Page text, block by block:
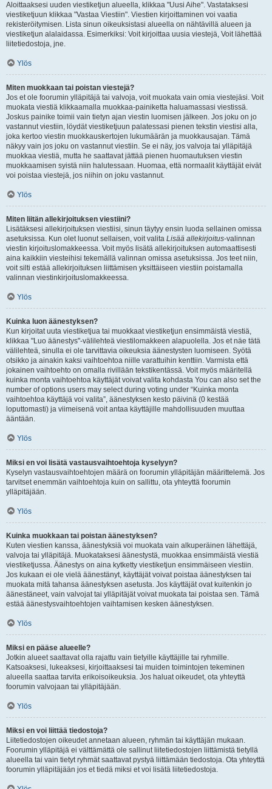
Aloittaaksesi uuden viestiketjun alueella, klikkaa "Uusi Aihe". Vastataksesi
viestiketjuun klikkaa "Vastaa Viestiin". Viestien kirjoittaminen voi vaatia
rekisteröitymisen. Lista sinun oikeuksistasi alueella on nähtävillä alueen ja
viestiketjun alalaidassa. Esimerkiksi: Voit kirjoittaa uusia viestejä, Voit lähettää
liitetiedostoja, jne.
Ylös
Miten muokkaan tai poistan viestejä?
Jos et ole foorumin ylläpitäjä tai valvoja, voit muokata vain omia viestejäsi. Voit
muokata viestiä klikkaamalla muokkaa-painiketta haluamassasi viestissä.
Joskus painike toimii vain tietyn ajan viestin luomisen jälkeen. Jos joku on jo
vastannut viestiin, löydät viestiketjuun palatessasi pienen tekstin viestisi alla,
joka kertoo viestin muokkauskertojen lukumäärän ja muokkausajan. Tämä
näkyy vain jos joku on vastannut viestiin. Se ei näy, jos valvoja tai ylläpitäjä
muokkaa viestiä, mutta he saattavat jättää pienen huomautuksen viestin
muokkaamisen syistä niin halutessaan. Huomaa, että normaalit käyttäjät eivät
voi poistaa viestejä, jos niihin on joku vastannut.
Ylös
Miten liitän allekirjoituksen viestiini?
Lisätäksesi allekirjoituksen viestiisi, sinun täytyy ensin luoda sellainen omissa
asetuksissa. Kun olet luonut sellaisen, voit valita Lisää allekirjoitus-valinnan
viestin kirjoituslomakkeessa. Voit myös lisätä allekirjoituksen automaattisesti
aina kaikkiin viesteihisi tekemällä valinnan omissa asetuksissa. Jos teet niin,
voit silti estää allekirjoituksen liittämisen yksittäiseen viestiin poistamalla
valinnan viestinkirjoituslomakkeessa.
Ylös
Kuinka luon äänestyksen?
Kun kirjoitat uuta viestiketjua tai muokkaat viestiketjun ensimmäistä viestiä,
klikkaa "Luo äänestys"-välilehteä viestilomakkeen alapuolella. Jos et näe tätä
välilehteä, sinulla ei ole tarvittavia oikeuksia äänestysten luomiseen. Syötä
otsikko ja ainakin kaksi vaihtoehtoa niille varattuihin kenttiin. Varmista että
jokainen vaihtoehto on omalla rivillään tekstikentässä. Voit myös määritellä
kuinka monta vaihtoehtoa käyttäjät voivat valita kohdasta You can also set the
number of options users may select during voting under “Kuinka monta
vaihtoehtoa käyttäjä voi valita”, äänestyksen kesto päivinä (0 kestää
loputtomasti) ja viimeisenä voit antaa käyttäjille mahdollisuuden muuttaa
ääntään.
Ylös
Miksi en voi lisätä vastausvaihtoehtoja kyselyyn?
Kyselyn vastausvaihtoehtojen määrä on foorumin ylläpitäjän määrittelemä. Jos
tarvitset enemmän vaihtoehtoja kuin on sallittu, ota yhteyttä foorumin
ylläpitäjään.
Ylös
Kuinka muokkaan tai poistan äänestyksen?
Kuten viestien kanssa, äänestyksiä voi muokata vain alkuperäinen lähettäjä,
valvoja tai ylläpitäjä. Muokataksesi äänestystä, muokkaa ensimmäistä viestiä
viestiketjussa. Äänestys on aina kytketty viestiketjun ensimmäiseen viestiin.
Jos kukaan ei ole vielä äänestänyt, käyttäjät voivat poistaa äänestyksen tai
muokata mitä tahansa äänestyksen asetusta. Jos käyttäjät ovat kuitenkin jo
äänestäneet, vain valvojat tai ylläpitäjät voivat muokata tai poistaa sen. Tämä
estää äänestysvaihtoehtojen vaihtamisen kesken äänestyksen.
Ylös
Miksi en pääse alueelle?
Jotkin alueet saattavat olla rajattu vain tietyille käyttäjille tai ryhmille.
Katsoaksesi, lukeaksesi, kirjoittaaksesi tai muiden toimintojen tekeminen
alueella saattaa tarvita erikoisoikeuksia. Jos haluat oikeudet, ota yhteyttä
foorumin valvojaan tai ylläpitäjään.
Ylös
Miksi en voi liittää tiedostoja?
Liitetiedostojen oikeudet annetaan alueen, ryhmän tai käyttäjän mukaan.
Foorumin ylläpitäjä ei välttämättä ole sallinut liitetiedostojen liittämistä tietyllä
alueella tai vain tietyt ryhmät saattavat pystyä liittämään tiedostoja. Ota yhteyttä
foorumin ylläpitäjään jos et tiedä miksi et voi lisätä liitetiedostoja.